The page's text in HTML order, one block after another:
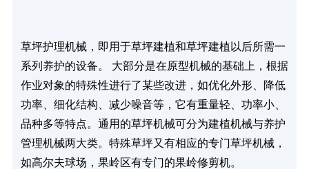
草坪护理机械，即用于草坪建植和草坪建植以后所需一
系列养护的设备。
大部分是在原型机械的基础上，根据
作业对象的特殊性进行了某些改进，如优化外形、降低
功率、细化结构、减少噪音等，它有重量轻、功率小、
品种多等特点。 通用的草坪机械可分为建植机械与养护
管理机械两大类。特殊草坪又有相应的专门草坪机械，
如高尔夫球场，果岭区有专门的果岭修剪机。